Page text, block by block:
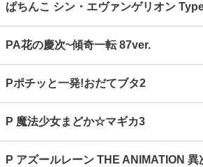
ぱちんこ シン・エヴァンゲリオン
PA花の慶次~傾奇一転 87ver.
Pポチッと一発!おだてブタ2
P 魔法少女まどか☆マギカ3
P アズールレーン THE ANIMATION 異